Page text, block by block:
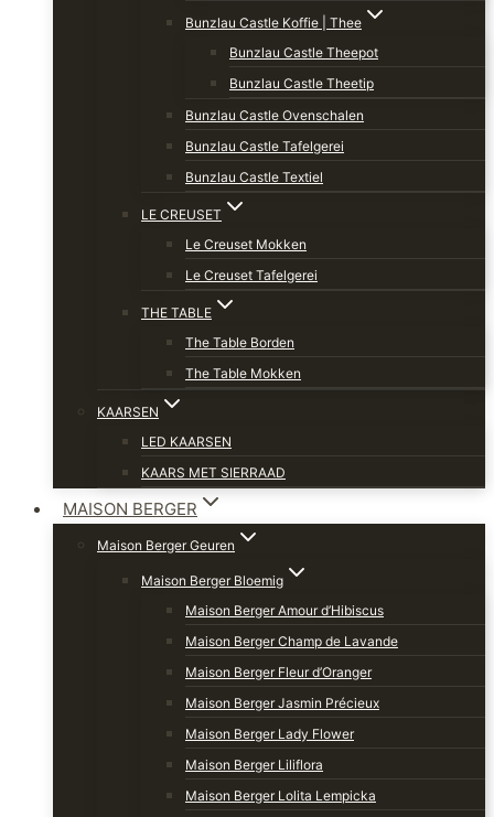
Bunzlau Castle Koffie | Thee
Bunzlau Castle Theepot
Bunzlau Castle Theetip
Bunzlau Castle Ovenschalen
Bunzlau Castle Tafelgerei
Bunzlau Castle Textiel
LE CREUSET
Le Creuset Mokken
Le Creuset Tafelgerei
THE TABLE
The Table Borden
The Table Mokken
KAARSEN
LED KAARSEN
KAARS MET SIERRAAD
MAISON BERGER
Maison Berger Geuren
Maison Berger Bloemig
Maison Berger Amour d’Hibiscus
Maison Berger Champ de Lavande
Maison Berger Fleur d’Oranger
Maison Berger Jasmin Précieux
Maison Berger Lady Flower
Maison Berger Liliflora
Maison Berger Lolita Lempicka